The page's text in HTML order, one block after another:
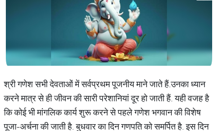
श्री गणेश सभी देवताओं में सर्वप्रथम पूजनीय माने जाते हैं.उनका ध्यान
करने मात्र से ही जीवन की सारी परेशानियां दूर हो जाती हैं. यही वजह है
कि कोई भी मांगलिक कार्य शुरू करने से पहले गणेश भगवान की विशेष
पूजा-अर्चना की जाती है. बुधवार का दिन गणपति को समर्पित है. इस दिन